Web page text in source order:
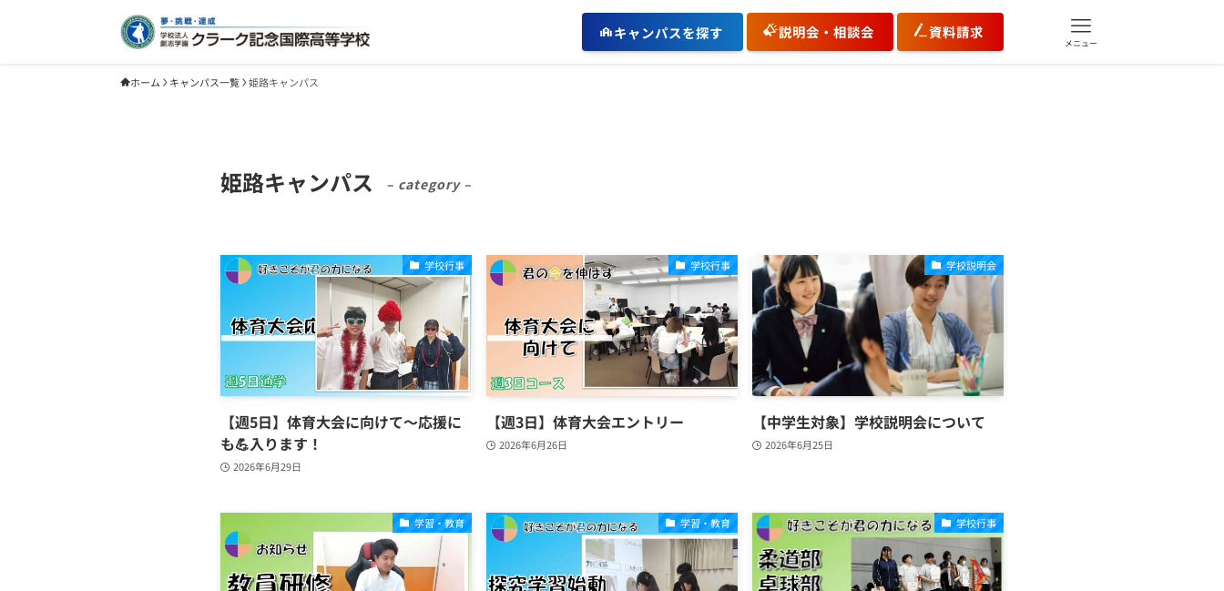
キャンパスを探す 説明会・相談会 資料請求
メニュー
ホーム キャンパス一覧 姫路キャンパス
姫路キャンパス – category –
学校行事
【週5日】体育大会に向けて～応援に
も💪入ります！
2026年6月29日
学校行事
【週3日】体育大会エントリー
2026年6月26日
学校説明会
【中学生対象】学校説明会について
2026年6月25日
学習・教育 学習・教育 学校行事